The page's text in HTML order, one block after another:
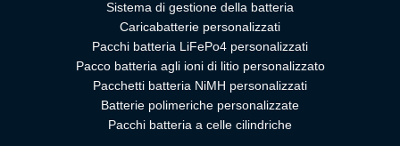
Sistema di gestione della batteria
Caricabatterie personalizzati
Pacchi batteria LiFePo4 personalizzati
Pacco batteria agli ioni di litio personalizzato
Pacchetti batteria NiMH personalizzati
Batterie polimeriche personalizzate
Pacchi batteria a celle cilindriche